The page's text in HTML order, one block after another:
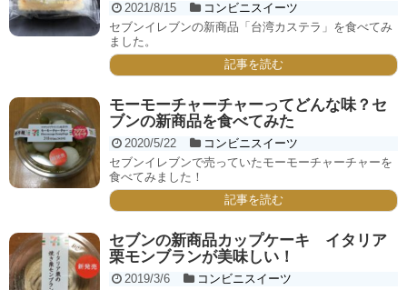
2021/8/15
コンビニスイーツ
セブンイレブンの新商品「台湾カステラ」を食べてみ
ました。
記事を読む
モーモーチャーチャーってどんな味？セ
ブンの新商品を食べてみた
2020/5/22
コンビニスイーツ
セブンイレブンで売っていたモーモーチャーチャーを
食べてみました！
記事を読む
セブンの新商品カップケーキ イタリア
栗モンブランが美味しい！
2019/3/6
コンビニスイーツ